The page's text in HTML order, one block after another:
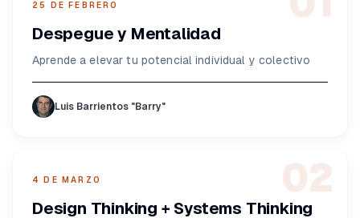
25 DE FEBRERO
Despegue y Mentalidad
Aprende a elevar tu potencial individual y colectivo
Luis Barrientos "Barry"
02
4 DE MARZO
Design Thinking + Systems Thinking